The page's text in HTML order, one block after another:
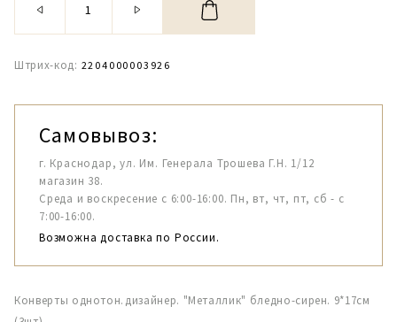
Штрих-код: 2204000003926
Самовывоз:
г. Краснодар, ул. Им. Генерала Трошева Г.Н. 1/12
магазин 38.
Среда и воскресение с 6:00-16:00. Пн, вт, чт, пт, сб - с
7:00-16:00.
Возможна доставка по России.
Конверты однотон.дизайнер. "Металлик" бледно-сирен. 9*17см